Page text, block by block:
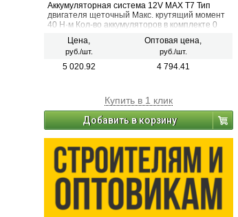
Аккумуляторная система 12V MAX T7 Тип
двигателя щеточный Макс. крутящий момент
40 Н·м Кол-во аккумуляторов в комплекте 0
Цена,
руб./шт.
Оптовая цена,
руб./шт.
5 020.92 4 794.41
Купить в 1 клик
Добавить в корзину